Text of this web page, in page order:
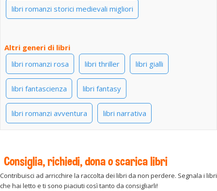
libri romanzi storici medievali migliori
Altri generi di libri
libri romanzi rosa
libri thriller libri gialli
libri fantascienza libri fantasy
libri romanzi avventura libri narrativa
Consiglia, richiedi, dona o scarica libri
Contribuisci ad arricchire la raccolta dei libri da non perdere. Segnala i libri
che hai letto e ti sono piaciuti così tanto da consigliarli!